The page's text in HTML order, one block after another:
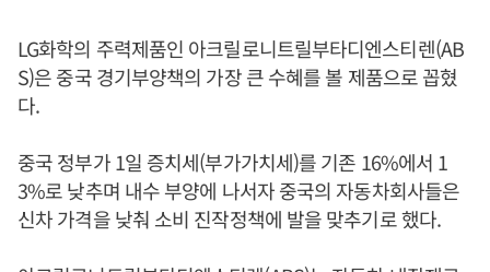
LG화학의 주력제품인 아크릴로니트릴부타디엔스티렌(AB
S)은 중국 경기부양책의 가장 큰 수혜를 볼 제품으로 꼽혔
다.
중국 정부가 1일 증치세(부가가치세)를 기존 16%에서 1
3%로 낮추며 내수 부양에 나서자 중국의 자동차회사들은
신차 가격을 낮춰 소비 진작정책에 발을 맞추기로 했다.